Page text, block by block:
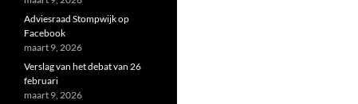
Adviesraad Stompwijk op
Facebook
maart 9, 2026
Verslag van het debat van 26
februari
maart 9, 2026